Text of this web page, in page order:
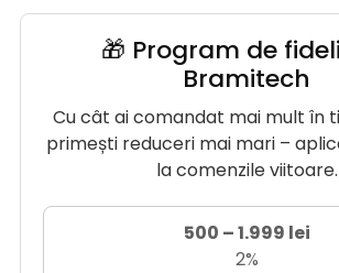
🎁 Program de
Bramitech
Cu cât ai comandat mai mult în
primești reduceri mai mari –
la comenzile viitoare.
500 – 1.999 lei
2%